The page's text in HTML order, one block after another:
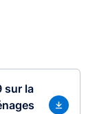
sur la